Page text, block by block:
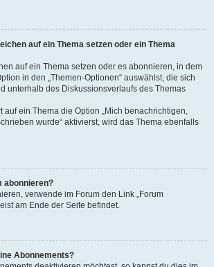
auf ein Thema setzen oder ein Thema
auf ein Thema setzen oder es abonnieren, in dem
in den „Themen-Optionen“ auswählst, die sich
unterhalb des Diskussionsverlaufs des Themas
auf ein Thema die Option „Mich benachrichtigen,
wurde“ aktivierst, wird das Thema ebenfalls
abonnieren?
verwende im Forum den Link „Forum
am Ende der Seite befindet.
Abonnements?